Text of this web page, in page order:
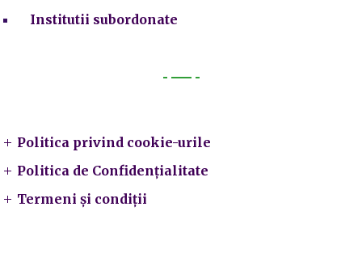
Institutii subordonate
Politica privind cookie-urile
Politica de Confidențialitate
Termeni și condiții